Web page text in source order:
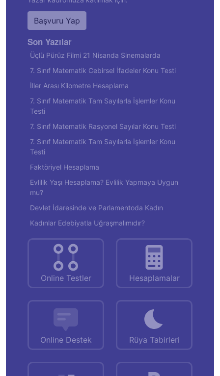
Başvuru Yap
Son Yazılar
Üçlü Pürüz Filmi 21 Nisanda Sinemalarda
7. Sınıf Matematik Cebirsel İfadeler Konu Testi
İller Arası Kilometre Hesaplama
7. Sınıf Matematik Tam Sayılarla İşlemler Konu
Testi
7. Sınıf Matematik Rasyonel Sayılar Konu Testi
7. Sınıf Matematik Tam Sayılarla İşlemler Konu
Testi
Faktöriyel Hesaplama
Evlilik Yaşı Hesaplama? Evlilik Yapmaya Uygun
mu?
Devlet İdaresinde ve Parlamentoda Kadın
Kadınlar Edebiyatla Uğraşmalımıdır?
Online Testler Hesaplamalar
Online Destek Rüya Tabirleri